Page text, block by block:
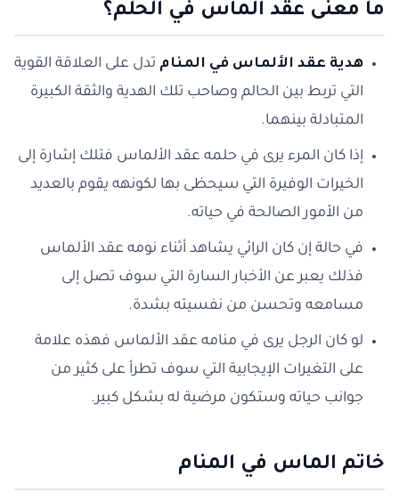
ما معنى عقد الماس في الحلم؟
هدية عقد الألماس في المنام تدل على العلاقة القوية
التي تربط بين الحالم وصاحب تلك الهدية والثقة الكبيرة
المتبادلة بينهما.
إذا كان المرء يرى في حلمه عقد الألماس فتلك إشارة إلى
الخيرات الوفيرة التي سيحظى بها لكونهه يقوم بالعديد
من الأمور الصالحة في حياته.
في حالة إن كان الرائي يشاهد أثناء نومه عقد الألماس
فذلك يعبر عن الأخبار السارة التي سوف تصل إلى
مسامعه وتحسن من نفسيته بشدة.
لو كان الرجل يرى في منامه عقد الألماس فهذه علامة
على التغيرات الإيجابية التي سوف تطرأ على كثير من
جوانب حياته وستكون مرضية له بشكل كبير.
خاتم الماس في المنام